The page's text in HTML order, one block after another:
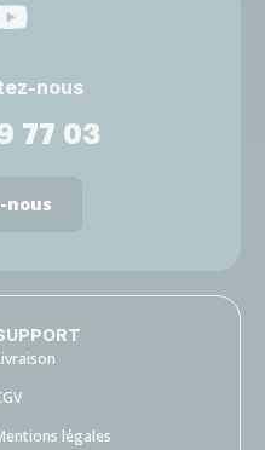
nous
77 03
nous
légales